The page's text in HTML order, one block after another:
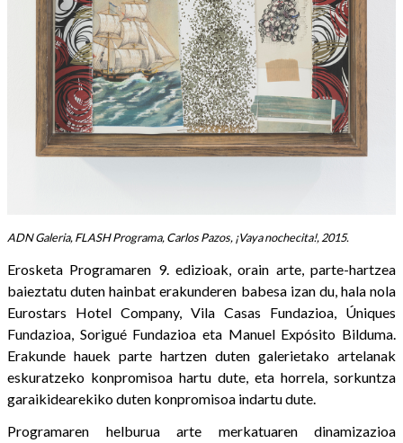
ADN Galeria, FLASH Programa, Carlos Pazos, ¡Vaya nochecita!, 2015.
Erosketa Programaren 9. edizioak, orain arte, parte-hartzea
baieztatu duten hainbat erakunderen babesa izan du, hala nola
Eurostars Hotel Company, Vila Casas Fundazioa, Úniques
Fundazioa, Sorigué Fundazioa eta Manuel Expósito Bilduma.
Erakunde hauek parte hartzen duten galerietako artelanak
eskuratzeko konpromisoa hartu dute, eta horrela, sorkuntza
garaikidearekiko duten konpromisoa indartu dute.
Programaren helburua arte merkatuaren dinamizazioa